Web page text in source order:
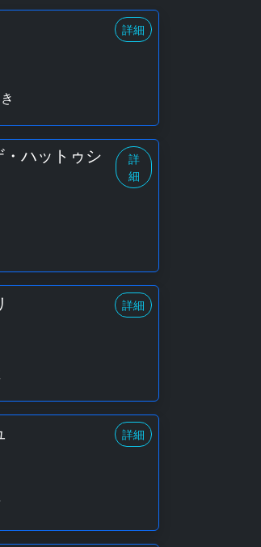
詳細
ハットゥシ
詳
細
詳細
詳細